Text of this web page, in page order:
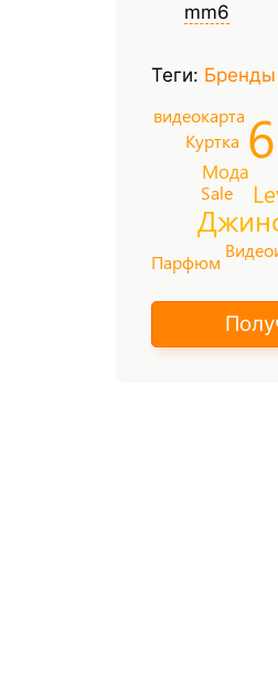
mm6
Теги: Бренды
Мода
Куртка
Sale
видеокарта
Парфюм